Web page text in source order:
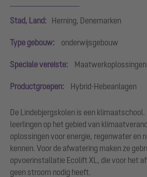
Stad, Land: Herning, Denemarken
Type gebouw: onderwijsgebouw
Speciale vereiste: Maatwerkoplossingen
Productgroepen: Hybrid-Hebeanlagen
De Lindebjergskolen is een klimaatschool.
leerlingen op het gebied van
oplossingen voor energie, regenwater en
kennen. Voor de afwatering maken ze
opvoerinstallatie Ecolift XL, die voor het
geen stroom nodig heeft.